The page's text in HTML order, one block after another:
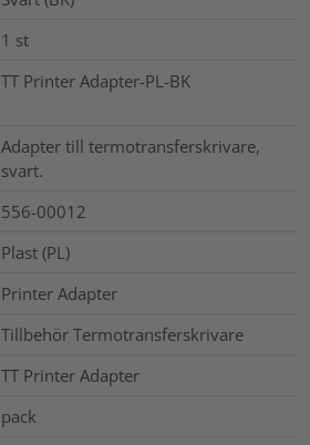
1 st
TT Printer Adapter-PL-BK
Adapter till termotransferskrivare,
svart.
556-00012
Plast (PL)
Printer Adapter
Tillbehör Termotransferskrivare
TT Printer Adapter
pack